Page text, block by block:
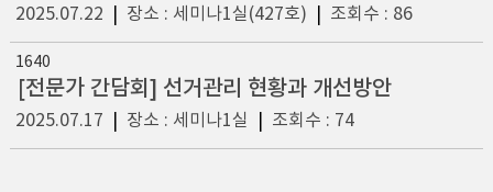
2025.07.22
장소 : 세미나1실(427호) 조회수 : 86
1640
[전문가 간담회] 선거관리 현황과 개선방안
2025.07.17 장소 : 세미나1실 조회수 : 74